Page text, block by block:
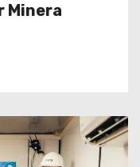
Minera